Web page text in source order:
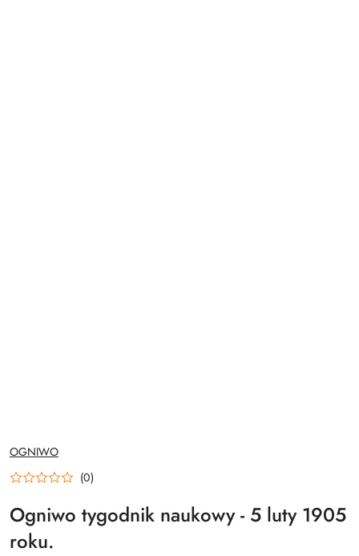
NAZWA
PRODUCENTA:
OGNIWO
(0)
Ogniwo tygodnik naukowy - 5 luty 1905
roku.